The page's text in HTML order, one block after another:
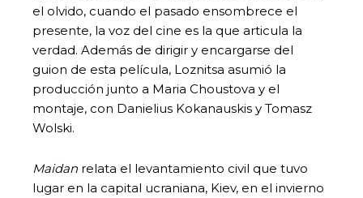
el olvido, cuando el pasado ensombrece el
presente, la voz del cine es la que articula la
verdad. Además de dirigir y encargarse del
guion de esta película, Loznitsa asumió la
producción junto a Maria Choustova y el
montaje, con Danielius Kokanauskis y Tomasz
Wolski.
Maidan relata el levantamiento civil que tuvo
lugar en la capital ucraniana, Kiev, en el invierno